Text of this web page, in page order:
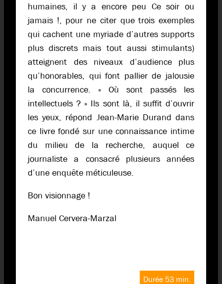
humaines, il y a encore peu Ce soir ou
jamais !, pour ne citer que trois exemples
qui cachent une myriade d’autres supports
plus discrets mais tout aussi stimulants)
atteignent des niveaux d’audience plus
qu’honorables, qui font pallier de jalousie
la concurrence. « Où sont passés les
intellectuels ? » Ils sont là, il suffit d’ouvrir
les yeux, répond Jean-Marie Durand dans
ce livre fondé sur une connaissance intime
du milieu de la recherche, auquel ce
journaliste a consacré plusieurs années
d’une enquête méticuleuse.
Bon visionnage !
Manuel Cervera-Marzal
Durée 53 min.